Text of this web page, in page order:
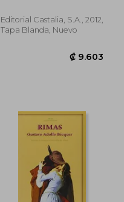
₡
Editorial Castalia, S.A., 2012,
Tapa Blanda, Nuevo